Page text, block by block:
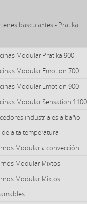
basculantes - Pratika
Modular Pratika 900
Modular Emotion 700
Modular Emotion 900
Modular Sensation 1100
industriales a baño
de alta temperatura
Modular a convección
Modular Mixtos
Modular Mixtos